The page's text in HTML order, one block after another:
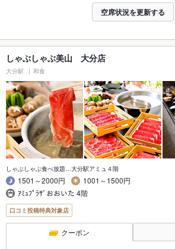
空席状況を更新する
しゃぶしゃぶ美山 大分店
大分駅 和食
しゃぶしゃぶ食べ放題…大分駅アミュ４階
1501～2000円
1001～1500円
ｱﾐｭﾌﾟﾗｻﾞおおいた 4階
口コミ投稿特典対象店
クーポン